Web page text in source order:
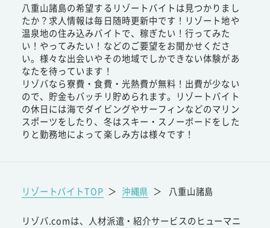
八重山諸島の希望するリゾートバイトは見つかりまし
たか？求人情報は毎日随時更新中です！リゾート地や
温泉地の住み込みバイトで、稼ぎたい！行ってみた
い！やってみたい！などのご要望をお聞かせくださ
い。様々な出会いやその地域でしかできない体験があ
なたを待っています！
リゾバなら寮費・食費・光熱費が無料！出費が少ない
ので、貯金もバッチリ貯められます。リゾートバイト
の休日には海でダイビングやサーフィンなどのマリン
スポーツをしたり、冬はスキー・スノーボードをした
りと勤務地によって楽しみ方は様々です！
リゾートバイトTOP ＞ 沖縄県 ＞ 八重山諸島
リゾバ.comは、人材派遣・紹介サービスのヒューマニ